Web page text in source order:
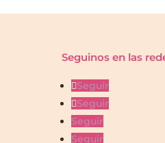
Seguinos en las
Seguir
Seguir
Seguir
Seguir